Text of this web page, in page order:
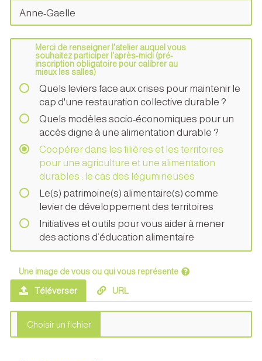
Merci de renseigner l'atelier auquel vous
souhaitez participer l'après-midi (pré-
inscription obligatoire pour calibrer au
mieux les salles)
Quels leviers face aux crises pour maintenir le
cap d'une restauration collective durable ?
Quels modèles socio-économiques pour un
accès digne à une alimentation durable ?
Coopérer dans les filières et les territoires
pour une agriculture et une alimentation
durables : le cas des légumineuses
Le(s) patrimoine(s) alimentaire(s) comme
levier de développement des territoires
Initiatives et outils pour vous aider à mener
des actions d’éducation alimentaire
Une image de vous ou qui vous représente
Téléverser URL